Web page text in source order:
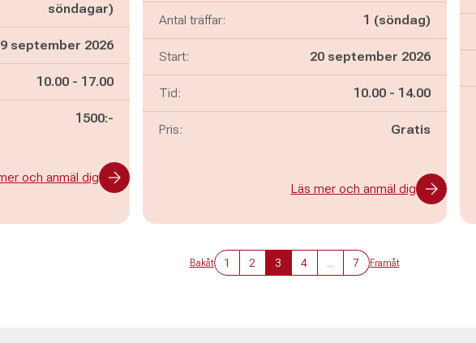
söndagar)
september 2026
Pågår mellan
10.00 - och
17.00
1500:-
och anmäl dig
Antal träffar: 1 (söndag)
Start: 20 september 2026
Tid: Pågår mellan
10.00 - och
14.00
Pris: Gratis
Läs mer och anmäl dig
Bakåt 1 2 3 4 7 Framåt